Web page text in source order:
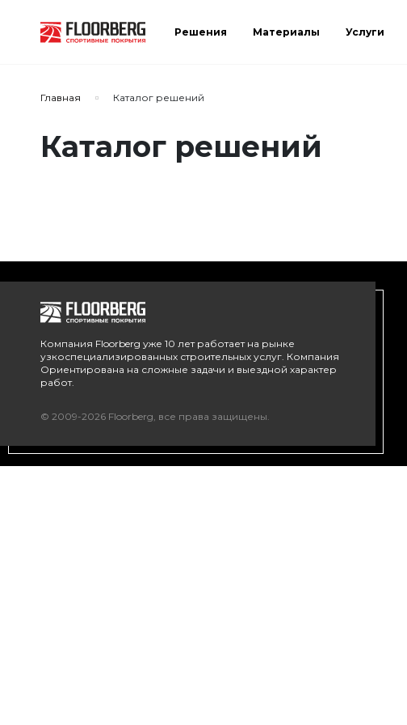
Решения Материалы Услуги
Главная Каталог решений
Каталог решений
Компания Floorberg уже 10 лет работает на рынке
узкоспециализированных строительных услуг. Компания
Ориентирована на сложные задачи и выездной характер
работ.
© 2009-2026 Floorberg, все права защищены.